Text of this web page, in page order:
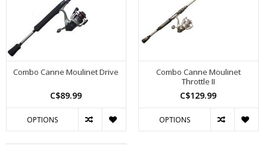
Combo Canne Moulinet Drive
C$89.99
OPTIONS
Combo Canne Moulinet
Throttle II
C$129.99
OPTIONS